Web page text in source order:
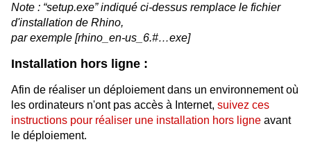
Note : “setup.exe” indiqué ci-dessus remplace le fichier
d'installation de Rhino,
par exemple [rhino_en-us_6.#…exe]
Installation hors ligne :
Afin de réaliser un déploiement dans un environnement où
les ordinateurs n'ont pas accès à Internet, suivez ces
instructions pour réaliser une installation hors ligne avant
le déploiement.